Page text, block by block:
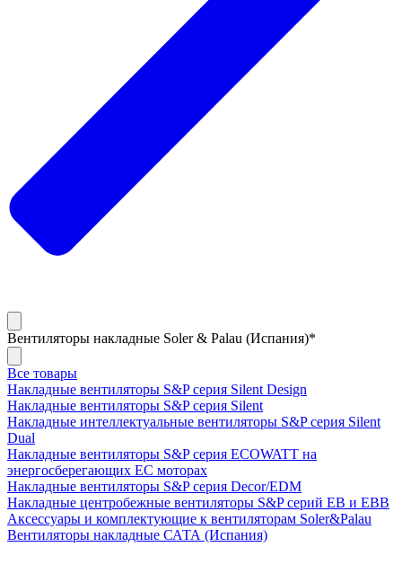
Вентиляторы накладные Soler & Palau (Испания)*
Все товары
Накладные вентиляторы S&P серия Silent Design
Накладные вентиляторы S&P серия Silent
Накладные интеллектуальные вентиляторы S&P серия Silent
Dual
Накладные вентиляторы S&P серия ECOWATT на
энергосберегающих ЕС моторах
Накладные вентиляторы S&P серия Decor/EDM
Накладные центробежные вентиляторы S&P серий EB и EBB
Аксессуары и комплектующие к вентиляторам Soler&Palau
Вентиляторы накладные САТА (Испания)